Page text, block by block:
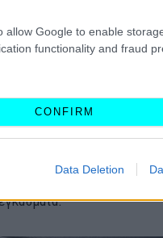
allow Google to enable
functionality and fraud
CONFIRM
Data Deletion
εσωτερικό ενός
έως και 30 βαθμούς
35 βαθμούς έξω, το
65 βαθμών.
του σκούρου χρώματός
τους 100+°C αν